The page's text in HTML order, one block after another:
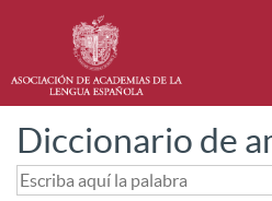
Diccionario de